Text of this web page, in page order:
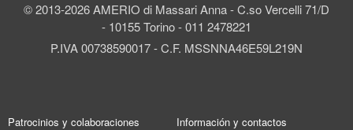
© 2013-2026 AMERIO di Massari Anna - C.so Vercelli 71/D
- 10155 Torino - 011 2478221
P.IVA 00738590017 - C.F. MSSNNA46E59L219N
Patrocinios y colaboraciones
Información y contactos